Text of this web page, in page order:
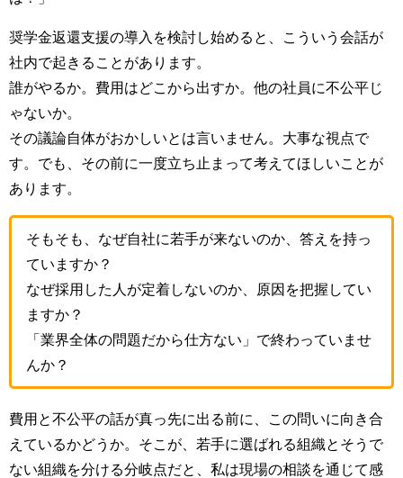
奨学金返還支援の導入を検討し始めると、こういう会話が
社内で起きることがあります。
誰がやるか。費用はどこから出すか。他の社員に不公平じ
ゃないか。
その議論自体がおかしいとは言いません。大事な視点で
す。でも、その前に一度立ち止まって考えてほしいことが
あります。
そもそも、なぜ自社に若手が来ないのか、答えを持っ
ていますか？
なぜ採用した人が定着しないのか、原因を把握してい
ますか？
「業界全体の問題だから仕方ない」で終わっていませ
んか？
費用と不公平の話が真っ先に出る前に、この問いに向き合
えているかどうか。そこが、若手に選ばれる組織とそうで
ない組織を分ける分岐点だと、私は現場の相談を通じて感